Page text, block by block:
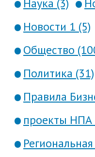
Наука (3)
Новости 1 (5)
Общество
Политика (31)
Правила
проекты НПА